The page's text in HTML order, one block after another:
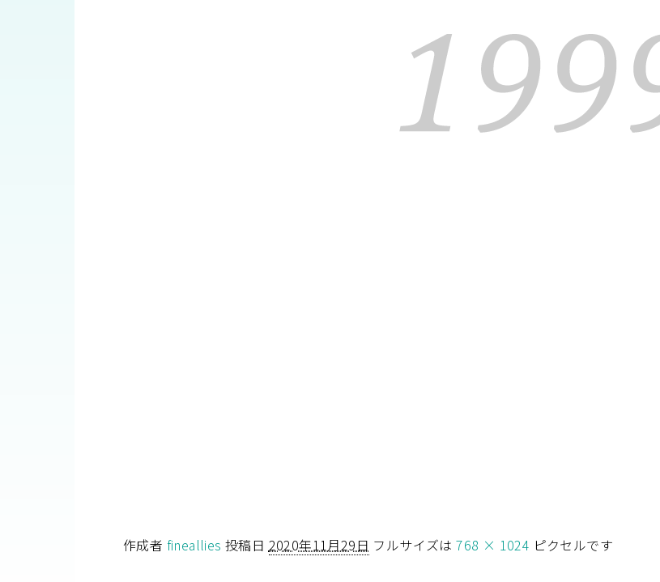
作成者 fineallies 投稿日 2020年11月29日 フルサイズは768 × 1024 ピクセルです